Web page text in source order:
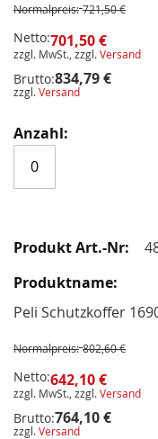
Normalpreis: 721,50 €
Netto:701,50 €
zzgl. MwSt., zzgl.Versand
Brutto:834,79 €
zzgl.Versand
Peli Schutzkoffer
Normalpreis: 802,60 €
Netto:642,10 €
zzgl. MwSt., zzgl.Versand
Brutto:764,10 €
zzgl.Versand